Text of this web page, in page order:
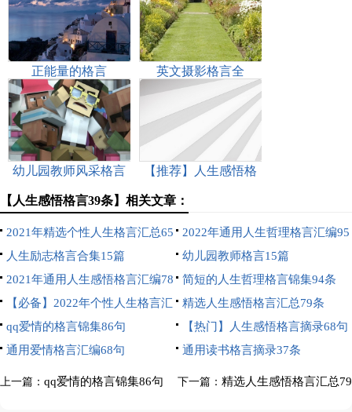
正能量的格言 英文摄影格言全
幼儿园教师风采格言
【推荐】人生感悟格
【人生感悟格言39条】相关文章：
2021年精选个性人生格言汇总65
句
2022年通用人生哲理格言汇编95
条
人生励志格言合集15篇
幼儿园教师格言15篇
2021年通用人生感悟格言汇编78
句
简短的人生哲理格言锦集94条
【必备】2022年个性人生格言汇
编85条
精选人生感悟格言汇总79条
qq爱情的格言锦集86句
【热门】人生感悟格言摘录68句
通用爱情格言汇编68句
通用读书格言摘录37条
上一篇： qq爱情的格言锦集86句 下一篇： 精选人生感悟格言汇总79